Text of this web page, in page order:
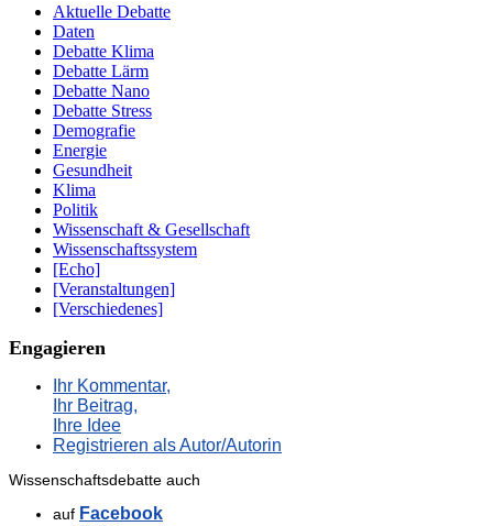
Aktuelle Debatte
Daten
Debatte Klima
Debatte Lärm
Debatte Nano
Debatte Stress
Demografie
Energie
Gesundheit
Klima
Politik
Wissenschaft & Gesellschaft
Wissenschaftssystem
[Echo]
[Veranstaltungen]
[Verschiedenes]
Engagieren
Ihr Kommentar,
Ihr Beitrag,
Ihre Idee
Registrieren als Autor/Autorin
Wissenschaftsdebatte auch
auf Facebook